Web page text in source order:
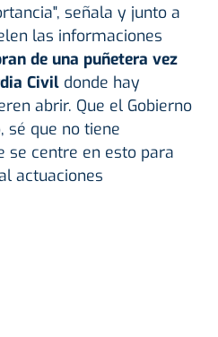
señala y junto a
las informaciones
de una puñetera vez
Civil donde hay
abrir. Que el Gobierno
sé que no tiene
se centre en esto para
actuaciones